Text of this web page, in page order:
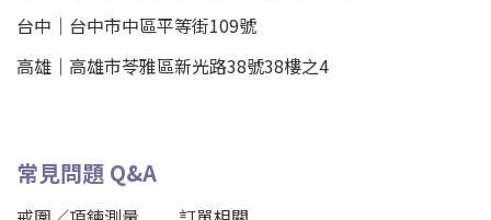
台中｜ 台中市中區平等街109號
高雄｜ 高雄市苓雅區新光路38號38樓之4
常見問題 Q&A